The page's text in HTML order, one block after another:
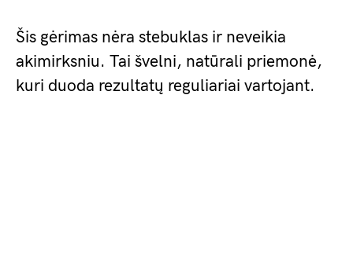
Šis gėrimas nėra stebuklas ir neveikia
akimirksniu. Tai švelni, natūrali priemonė,
kuri duoda rezultatų reguliariai vartojant.